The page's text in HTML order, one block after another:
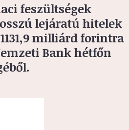
feszültségek
lejáratú hitelek
milliárd forintra
Bank hétfőn